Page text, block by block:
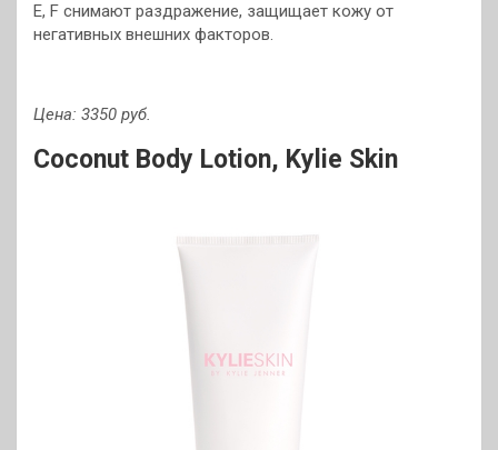
E, F снимают раздражение, защищает кожу от
негативных внешних факторов.
Цена: 3350 руб.
Coconut Body Lotion, Kylie Skin